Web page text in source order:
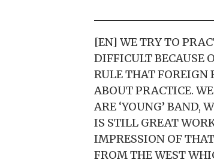
[EN] WE TRY TO
DIFFICULT BECAUSE
RULE THAT FOREIGN
ABOUT PRACTICE.
ARE ‘YOUNG’ BAND,
IS STILL GREAT
IMPRESSION OF
FROM THE WEST